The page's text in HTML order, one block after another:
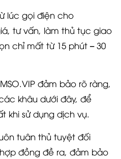
lúc gọi điện cho
tư vấn, làm thủ tục giao
chỉ mất từ 15 phút – 30
đảm bảo rõ ràng,
khâu dưới đây, để
khi sử dụng dịch vụ.
tuân thủ tuyệt đối
đồng đề ra, đảm bảo